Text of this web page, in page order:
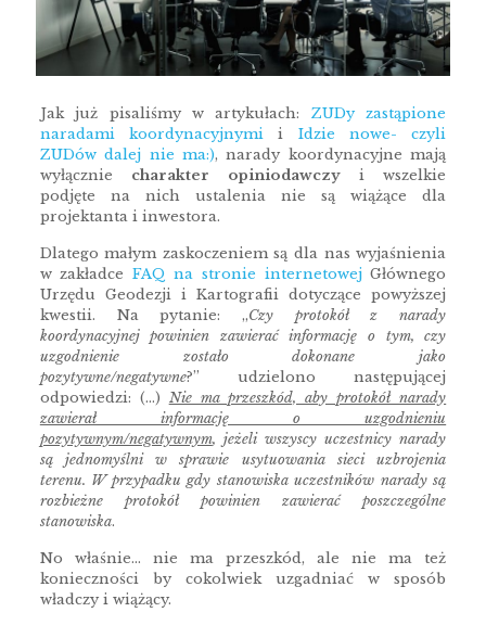
Jak już pisaliśmy w artykułach: ZUDy zastąpione
naradami koordynacyjnymi i Idzie nowe- czyli
ZUDów dalej nie ma:), narady koordynacyjne mają
wyłącznie charakter opiniodawczyi wszelkie
podjęte na nich ustalenia nie są wiążące dla
projektanta i inwestora.
Dlatego małym zaskoczeniem są dla nas wyjaśnienia
w zakładce FAQ na stronie internetowejGłównego
Urzędu Geodezji i Kartografii dotyczące powyższej
kwestii. Na pytanie: „Czy protokół z narady
koordynacyjnej powinien zawierać informację o tym, czy
uzgodnienie zostało dokonane jako
pozytywne/negatywne?” udzielono następującej
odpowiedzi: (…) Nie ma przeszkód, aby protokół narady
zawierał informację o uzgodnieniu
pozytywnym/negatywnym, jeżeli wszyscy uczestnicy narady
są jednomyślni w sprawie usytuowania sieci uzbrojenia
terenu. W przypadku gdy stanowiska uczestników narady są
rozbieżne protokół powinien zawierać poszczególne
stanowiska.
No właśnie… nie ma przeszkód, ale nie ma też
konieczności by cokolwiek uzgadniać w sposób
władczy i wiążący.